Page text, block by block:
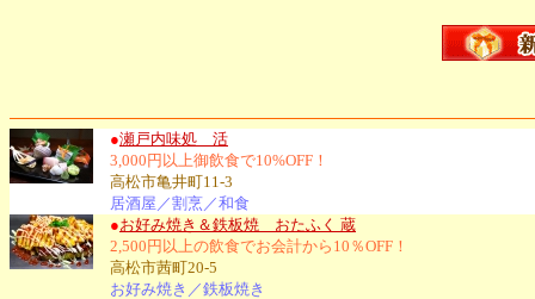
●瀬戸内味処 活
3,000円以上御飲食で10%OFF！
高松市亀井町11-3
居酒屋／割烹／和食
●お好み焼き＆鉄板焼 おたふく 蔵
2,500円以上の飲食でお会計から10％OFF！
高松市茜町20-5
お好み焼き／鉄板焼き